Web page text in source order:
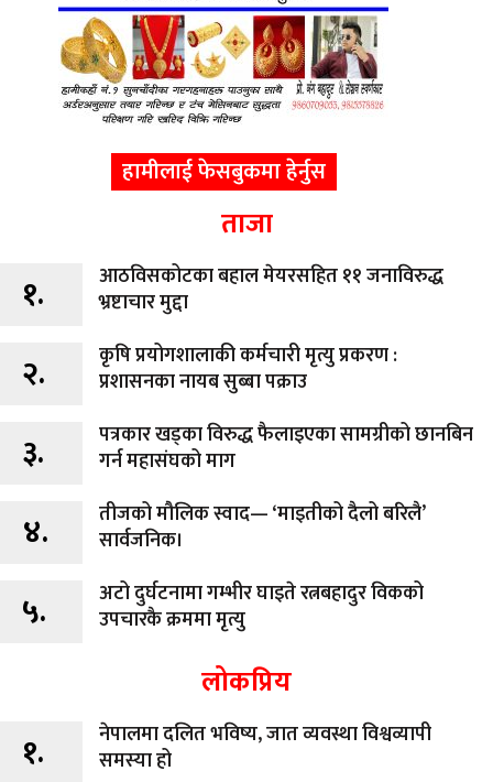
हामीलाई फेसबुकमा हेर्नुस
ताजा
१.
आठविसकोटका बहाल मेयरसहित ११ जनाविरुद्ध
भ्रष्टाचार मुद्दा
२.
कृषि प्रयोगशालाकी कर्मचारी मृत्यु प्रकरण :
प्रशासनका नायब सुब्बा पक्राउ
३.
पत्रकार खड्का विरुद्ध फैलाइएका सामग्रीको छानबिन
गर्न महासंघको माग
४.
तीजको मौलिक स्वाद— ‘माइतीको दैलो बरिलै’
सार्वजनिक।
५.
अटो दुर्घटनामा गम्भीर घाइते रत्नबहादुर विकको
उपचारकै क्रममा मृत्यु
लोकप्रिय
१.
नेपालमा दलित भविष्य, जात व्यवस्था विश्वव्यापी
समस्या हो